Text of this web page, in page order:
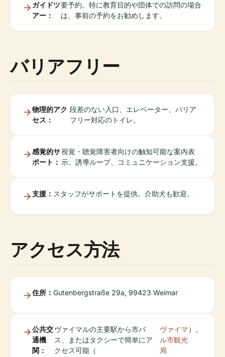
ガイドツ
アー：
要予約。特に教育目的や団体での訪問の場合
は、事前の予約をお勧めします。
バリアフリー
物理的アク
セス：
段差のない入口、エレベーター、バリア
フリー対応のトイレ。
感覚的サ
ポート：
視覚・聴覚障害者向けの触知可能な案内表
示、誘導ループ、コミュニケーション支援。
支援： スタッフがサポートを提供。介助犬も歓迎。
アクセス方法
住所： Gutenbergstraße 29a, 99423 Weimar
公共交
通機
関：
ヴァイマルの主要駅から市バ
ス、またはタクシーで簡単にア
クセス可能（
ヴァイマ
ル市観光
局
）。